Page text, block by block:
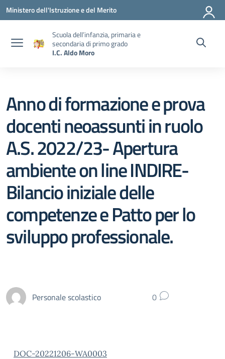
Vai ai contenuti
Vai al menu di navigazione
Vai al footer
Ministero dell'Istruzione e del Merito
Scuola dell’infanzia, primaria e
secondaria di primo grado
I.C. Aldo Moro
Anno di formazione e prova
docenti neoassunti in ruolo
A.S. 2022/23- Apertura
ambiente on line INDIRE-
Bilancio iniziale delle
competenze e Patto per lo
sviluppo professionale.
Personale scolastico 0
DOC-20221206-WA0003